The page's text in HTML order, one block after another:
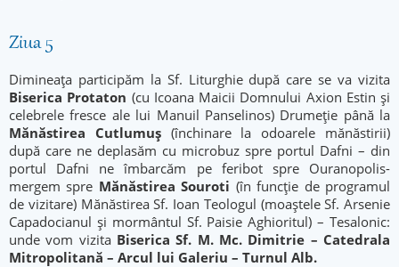
Ziua 5
Dimineața participăm la Sf. Liturghie după care se va vizita
Biserica Protaton (cu Icoana Maicii Domnului Axion Estin și
celebrele fresce ale lui Manuil Panselinos) Drumeție până la
Mănăstirea Cutlumuș(închinare la odoarele mănăstirii)
după care ne deplasăm cu microbuz spre portul Dafni – din
portul Dafni ne îmbarcăm pe feribot spre Ouranopolis-
mergem spre Mănăstirea Souroti (în funcție de programul
de vizitare) Mănăstirea Sf. Ioan Teologul (moaștele Sf. Arsenie
Capadocianul și mormântul Sf. Paisie Aghioritul) – Tesalonic:
unde vom vizita Biserica Sf. M. Mc. Dimitrie – Catedrala
Mitropolitană – Arcul lui Galeriu – Turnul Alb.